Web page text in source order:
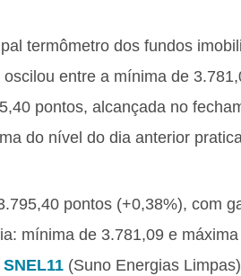
termômetro dos fundos
entre a mínima de
pontos, alcançada no
do nível do dia anterior
pontos (+0,38%), com
mínima de 3.781,09 e
SNEL11 (Suno Energias